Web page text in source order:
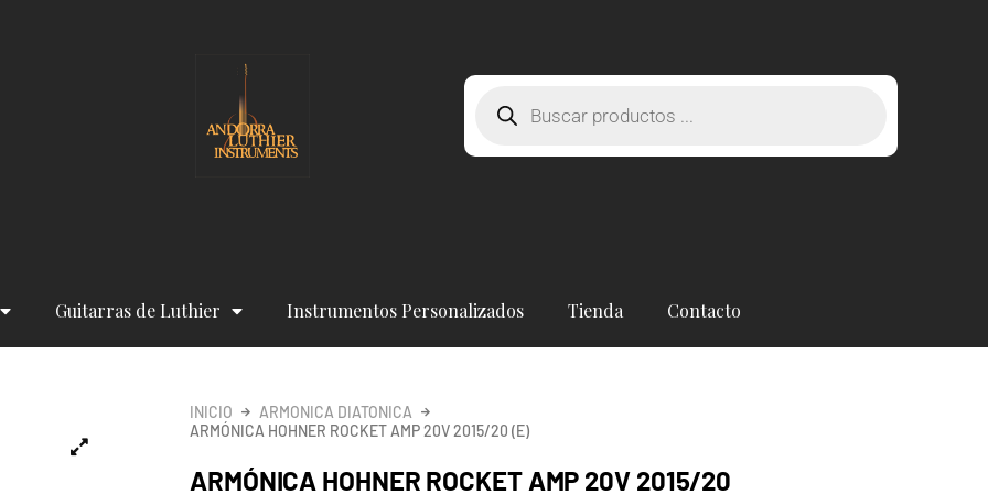
Búsqueda
productos
Guitarras de Luthier Instrumentos Personalizados Tienda Contacto
INICIO
ARMONICA DIATONICA
ARMÓNICA HOHNER ROCKET AMP 20V 2015/20 (E)
ARMÓNICA HOHNER ROCKET AMP 20V 2015/20